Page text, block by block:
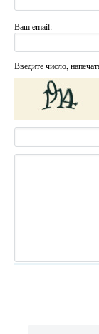
Ваш email:
Введите число,